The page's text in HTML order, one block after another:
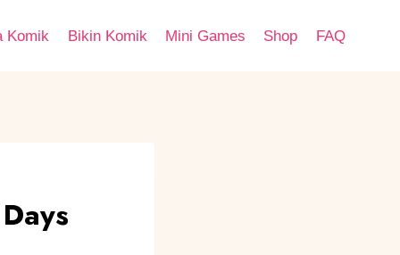
Komik Bikin Komik Mini Games Shop FAQ